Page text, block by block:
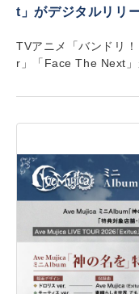
t」がデジタルリリ
TVアニメ「バンドリ
r」「Face The Next」